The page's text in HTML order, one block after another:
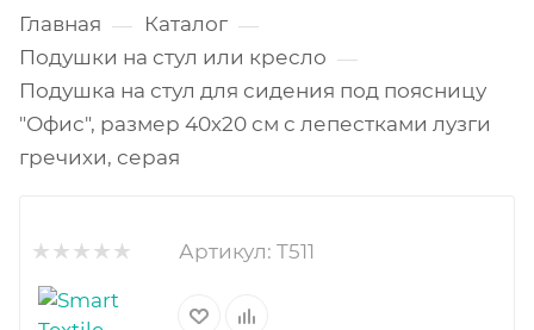
Главная — Каталог —
Подушки на стул или кресло —
Подушка на стул для сидения под поясницу
"Офис", размер 40х20 см с лепестками лузги
гречихи, серая
Артикул: T511